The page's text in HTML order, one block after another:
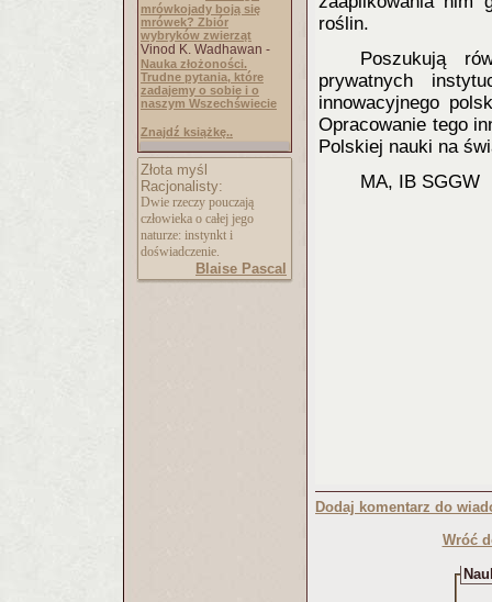
mrówkojady boją się
mrówek? Zbiór
wybryków zwierząt
Vinod K. Wadhawan -
Nauka złożoności.
Trudne pytania, które
zadajemy o sobie i o
naszym Wszechświecie
Znajdź książkę..
Złota myśl
Racjonalisty:
Dwie rzeczy pouczają
człowieka o całej jego
naturze: instynkt i
doświadczenie.
Blaise Pascal
roślin.
Poszukują
prywatnych
innowacyjnego
Opracowanie tego
Polskiej nauki na
MA, IB SGGW
Dodaj komentarz do
Wróć